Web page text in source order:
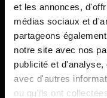
et les annonces,
médias sociaux et
partageons
notre site avec nos
publicité et
avec d'autres
ou qu'ils ont